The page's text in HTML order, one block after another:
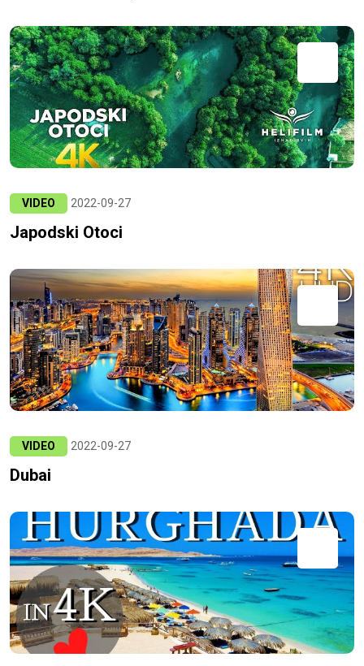
VIDEO 2022-09-27
Japodski Otoci
VIDEO 2022-09-27
Dubai